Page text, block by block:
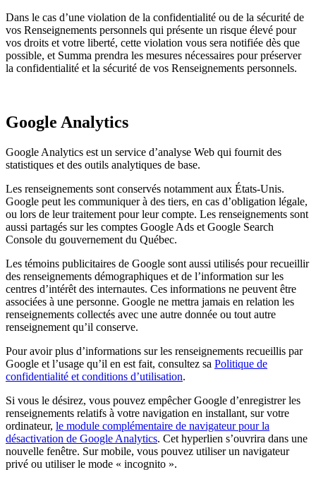
Dans le cas d’une violation de la confidentialité ou de la sécurité de
vos Renseignements personnels qui présente un risque élevé pour
vos droits et votre liberté, cette violation vous sera notifiée dès que
possible, et Summa prendra les mesures nécessaires pour préserver
la confidentialité et la sécurité de vos Renseignements personnels.
Google Analytics
Google Analytics est un service d’analyse Web qui fournit des
statistiques et des outils analytiques de base.
Les renseignements sont conservés notamment aux États-Unis.
Google peut les communiquer à des tiers, en cas d’obligation légale,
ou lors de leur traitement pour leur compte. Les renseignements sont
aussi partagés sur les comptes Google Ads et Google Search
Console du gouvernement du Québec.
Les témoins publicitaires de Google sont aussi utilisés pour recueillir
des renseignements démographiques et de l’information sur les
centres d’intérêt des internautes. Ces informations ne peuvent être
associées à une personne. Google ne mettra jamais en relation les
renseignements collectés avec une autre donnée ou tout autre
renseignement qu’il conserve.
Pour avoir plus d’informations sur les renseignements recueillis par
Google et l’usage qu’il en est fait, consultez sa Politique de
confidentialité et conditions d’utilisation.
Si vous le désirez, vous pouvez empêcher Google d’enregistrer les
renseignements relatifs à votre navigation en installant, sur votre
ordinateur, le module complémentaire de navigateur pour la
désactivation de Google Analytics. Cet hyperlien s’ouvrira dans une
nouvelle fenêtre. Sur mobile, vous pouvez utiliser un navigateur
privé ou utiliser le mode « incognito ».